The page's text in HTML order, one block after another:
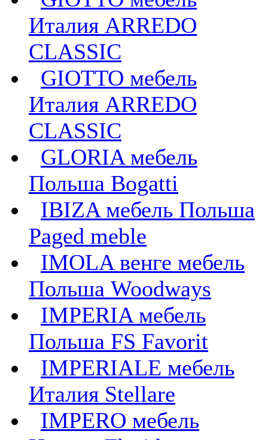
Италия ARREDO
CLASSIC
GIOTTO мебель
Италия ARREDO
CLASSIC
GLORIA мебель
Польша Bogatti
IBIZA мебель Польша
Paged meble
IMOLA венге мебель
Польша Woodways
IMPERIA мебель
Польша FS Favorit
IMPERIALE мебель
Италия Stellare
IMPERO мебель